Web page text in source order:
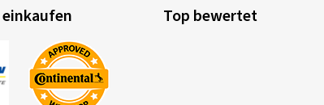
Top bewertet